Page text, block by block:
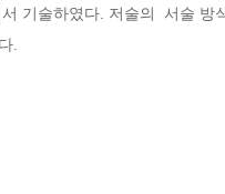
기술하였다. 저술의  서술
.